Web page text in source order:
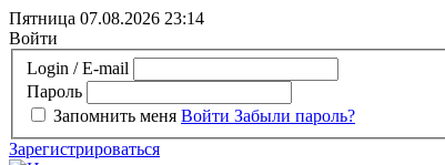
Пятница 07.08.2026 23:14
Войти
Login / E-mail
Пароль
Запомнить меня Войти Забыли пароль?
Зарегистрироваться